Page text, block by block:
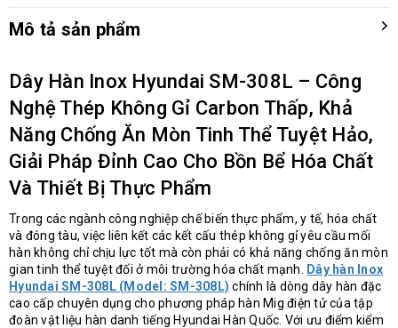
Mô tả sản phẩm
Dây Hàn Inox Hyundai SM-308L – Công
Nghệ Thép Không Gỉ Carbon Thấp, Khả
Năng Chống Ăn Mòn Tinh Thể Tuyệt Hảo,
Giải Pháp Đỉnh Cao Cho Bồn Bể Hóa Chất
Và Thiết Bị Thực Phẩm
Trong các ngành công nghiệp chế biến thực phẩm, y tế, hóa chất
và đóng tàu, việc liên kết các kết cấu thép không gỉ yêu cầu mối
hàn không chỉ chịu lực tốt mà còn phải có khả năng chống ăn mòn
gian tinh thể tuyệt đối ở môi trường hóa chất mạnh.
Dây hàn Inox
Hyundai SM-308L (Model: SM-308L) chính là dòng dây hàn đặc
cao cấp chuyên dụng cho phương pháp hàn Mig điện tử của tập
đoàn vật liệu hàn danh tiếng Hyundai Hàn Quốc. Với ưu điểm kiểm